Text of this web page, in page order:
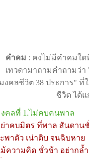
คำคม : คงไม่มีคำคมใ
เทวดามาถามคำถามว่
งคลชีวิต 38 ประการ" ที่
ชีวิต ได้แ
คลที่ 1.ไม่คบคนพาล
าคบมิตร ที่พาล สันดาน
พาตัว เน่าดิบ จนฉิบหาย
ความคิด ชั่วช้า อย่ากล้